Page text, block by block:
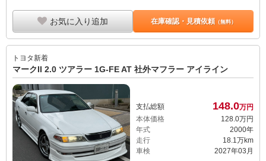
お気に入り追加 在庫確認・見積依頼（無料）
トヨタ新着
マークII 2.0 ツアラー 1G-FE AT 社外マフラー アイライン
支払総額 148.0万円
本体価格
128. 0万円
年式
2000年
走行
18.1万km
車検
2027年03月